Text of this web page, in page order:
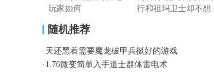
玩家如何
行和祖玛卫士却不想
随机推荐
· 天还黑着需要魔龙破甲兵挺好的游戏
· 1.76微变简单入手道士群体雷电术